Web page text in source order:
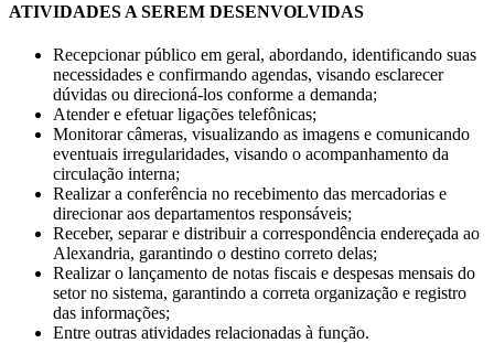
ATIVIDADES A SEREM DESENVOLVIDAS
Recepcionar público em geral, abordando, identificando suas
necessidades e confirmando agendas, visando esclarecer
dúvidas ou direcioná-los conforme a demanda;
Atender e efetuar ligações telefônicas;
Monitorar câmeras, visualizando as imagens e comunicando
eventuais irregularidades, visando o acompanhamento da
circulação interna;
Realizar a conferência no recebimento das mercadorias e
direcionar aos departamentos responsáveis;
Receber, separar e distribuir a correspondência endereçada ao
Alexandria, garantindo o destino correto delas;
Realizar o lançamento de notas fiscais e despesas mensais do
setor no sistema, garantindo a correta organização e registro
das informações;
Entre outras atividades relacionadas à função.